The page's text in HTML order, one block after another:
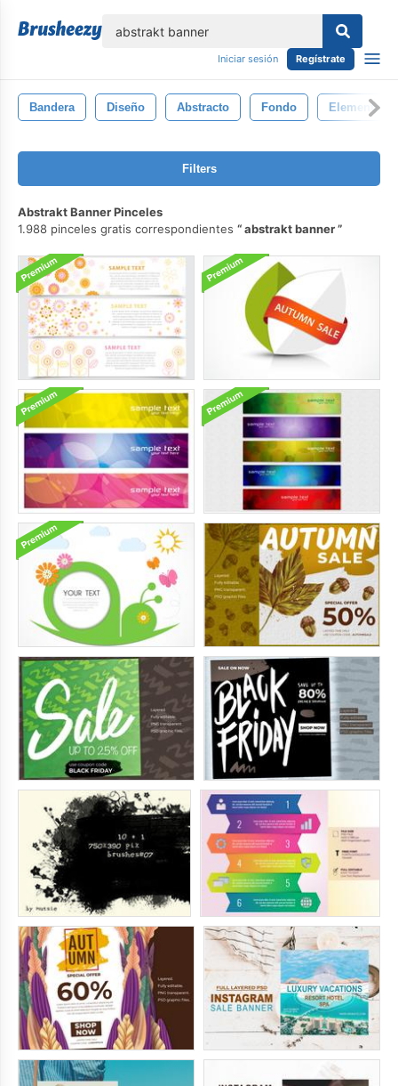
Iniciar sesión Regístrate
Bandera Diseño Abstracto Fondo Elemento
Filters
Abstrakt Banner Pinceles
1.988 pinceles gratis correspondientes
abstrakt banner